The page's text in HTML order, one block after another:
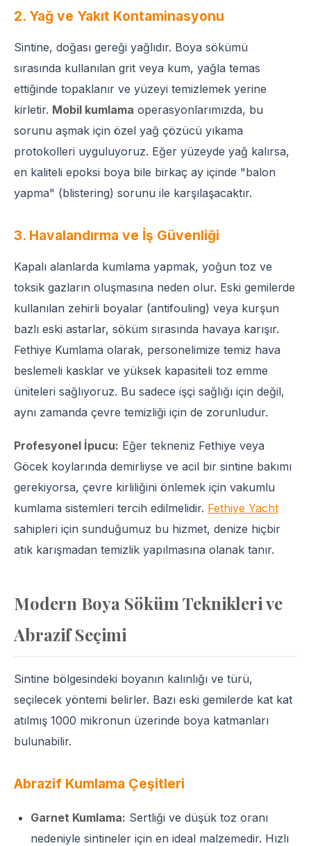
2. Yağ ve Yakıt Kontaminasyonu
Sintine, doğası gereği yağlıdır. Boya sökümü
sırasında kullanılan grit veya kum, yağla temas
ettiğinde topaklanır ve yüzeyi temizlemek yerine
kirletir. Mobil kumlama operasyonlarımızda, bu
sorunu aşmak için özel yağ çözücü yıkama
protokolleri uyguluyoruz. Eğer yüzeyde yağ kalırsa,
en kaliteli epoksi boya bile birkaç ay içinde "balon
yapma" (blistering) sorunu ile karşılaşacaktır.
3. Havalandırma ve İş Güvenliği
Kapalı alanlarda kumlama yapmak, yoğun toz ve
toksik gazların oluşmasına neden olur. Eski gemilerde
kullanılan zehirli boyalar (antifouling) veya kurşun
bazlı eski astarlar, söküm sırasında havaya karışır.
Fethiye Kumlama olarak, personelimize temiz hava
beslemeli kasklar ve yüksek kapasiteli toz emme
üniteleri sağlıyoruz. Bu sadece işçi sağlığı için değil,
aynı zamanda çevre temizliği için de zorunludur.
Profesyonel İpucu: Eğer tekneniz Fethiye veya
Göcek koylarında demirliyse ve acil bir sintine bakımı
gerekiyorsa, çevre kirliliğini önlemek için vakumlu
kumlama sistemleri tercih edilmelidir. Fethiye Yacht
sahipleri için sunduğumuz bu hizmet, denize hiçbir
atık karışmadan temizlik yapılmasına olanak tanır.
Modern Boya Söküm Teknikleri ve
Abrazif Seçimi
Sintine bölgesindeki boyanın kalınlığı ve türü,
seçilecek yöntemi belirler. Bazı eski gemilerde kat kat
atılmış 1000 mikronun üzerinde boya katmanları
bulunabilir.
Abrazif Kumlama Çeşitleri
Garnet Kumlama: Sertliği ve düşük toz oranı
nedeniyle sintineler için en ideal malzemedir. Hızlı